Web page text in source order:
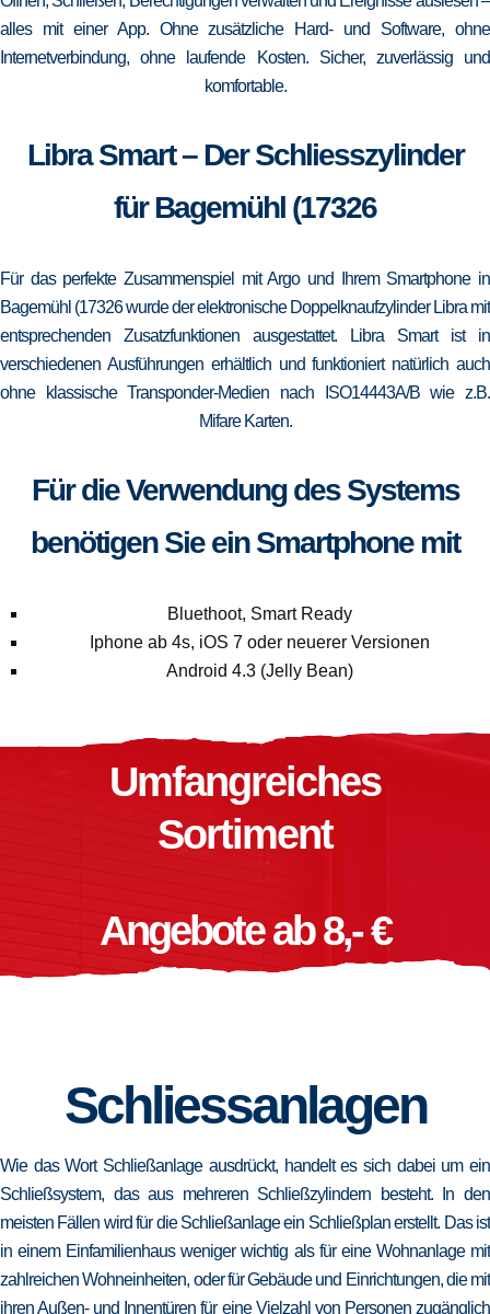
alles mit einer App. Ohne zusätzliche Hard- und Software, ohne
Internetverbindung, ohne laufende Kosten. Sicher, zuverlässig und
komfortable.
Libra Smart – Der Schliesszylinder
für Bagemühl (17326
Für das perfekte Zusammenspiel mit Argo und Ihrem Smartphone in
Bagemühl (17326 wurde der elektronische Doppelknaufzylinder Libra mit
entsprechenden Zusatzfunktionen ausgestattet. Libra Smart ist in
verschiedenen Ausführungen erhältlich und funktioniert natürlich auch
ohne klassische Transponder-Medien nach ISO14443A/B wie z.B.
Mifare Karten.
Für die Verwendung des Systems
benötigen Sie ein Smartphone mit
Bluethoot, Smart Ready
Iphone ab 4s, iOS 7 oder neuerer Versionen
Android 4.3 (Jelly Bean)
Umfangreiches
Sortiment
Angebote ab 8,- €
Schliessanlagen
Wie das Wort Schließanlage ausdrückt, handelt es sich dabei um ein
Schließsystem, das aus mehreren Schließzylindern besteht. In den
meisten Fällen wird für die Schließanlage ein Schließplan erstellt. Das ist
in einem Einfamilienhaus weniger wichtig als für eine Wohnanlage mit
zahlreichen Wohneinheiten, oder für Gebäude und Einrichtungen, die mit
ihren Außen- und Innentüren für eine Vielzahl von Personen zugänglich